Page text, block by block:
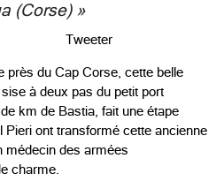
(Corse) »
Tweeter
près du Cap Corse, cette belle
à deux pas du petit port
km de Bastia, fait une étape
Pieri ont transformé cette ancienne
médecin des armées
charme.